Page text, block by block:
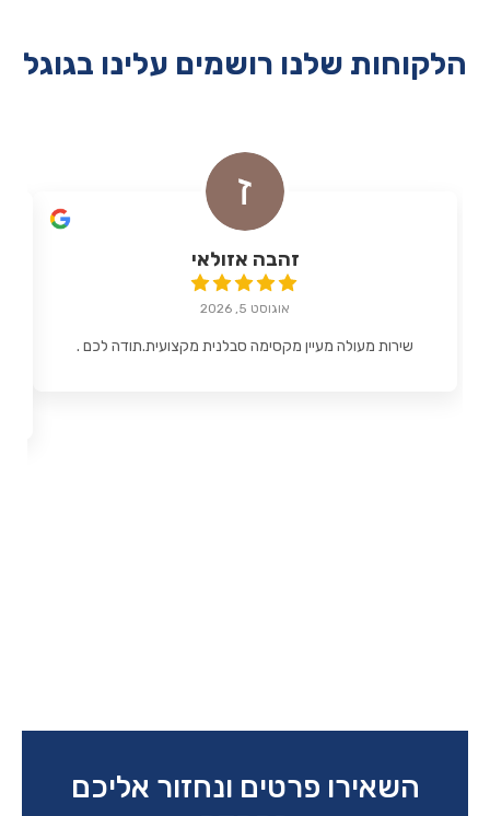
הלקוחות שלנו רושמים עלינו בגוגל
זהבה אזולאי
אוגוסט 5, 2026
שירות מעולה מעיין מקסימה סבלנית מקצועית.תודה לכם .
השאירו פרטים ונחזור אליכם